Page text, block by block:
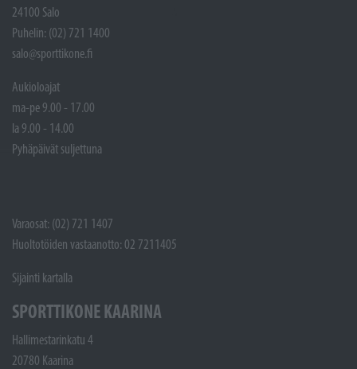
24100 Salo
Puhelin: (02) 721 1400
salo@sporttikone.fi
Aukioloajat
ma-pe 9.00 - 17.00
la 9.00 - 14.00
Pyhäpäivät suljettuna
Varaosat: (02) 721 1407
Huoltotöiden vastaanotto: 02 7211405
Sijainti kartalla
SPORTTIKONE KAARINA
Hallimestarinkatu 4
20780 Kaarina